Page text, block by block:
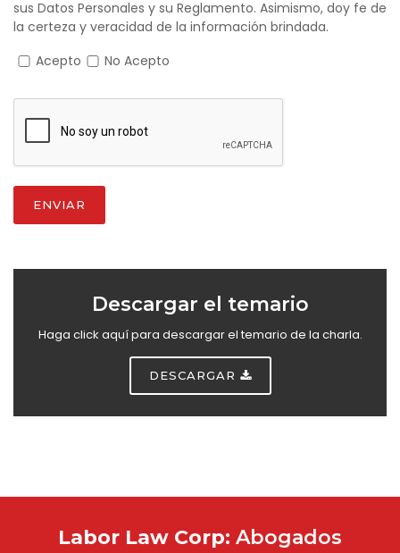
sus Datos Personales y su Reglamento. Asimismo, doy fe de
la certeza y veracidad de la información brindada.
Acepto
No Acepto
ENVIAR
Descargar el temario
Haga click aquí para descargar el temario de la charla.
DESCARGAR
Labor Law Corp: Abogados